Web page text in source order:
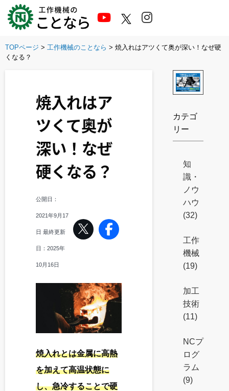
Skip
content
TOPページ > 工作機械のことなら > 焼入れはアツくて奥が深い！なぜ硬
くなる？
焼入れはア
ツくて奥が
深い！なぜ
硬くなる？
公開日：
2021年9月17
日 最終更新
日： 2025年
10月16日
焼入れとは金属に高熱
を加えて高温状態に
し、急冷することで硬
カテゴ
リー
知
識・
ノウ
ハウ
(32)
工作
機械
(19)
加工
技術
(11)
NCプ
ログ
ラム
(9)